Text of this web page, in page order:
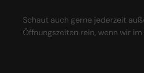
Schaut auch gerne jederzeit
Öffnungszeiten rein, wenn wir im